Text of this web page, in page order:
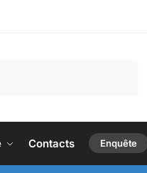
Contacts Enquête